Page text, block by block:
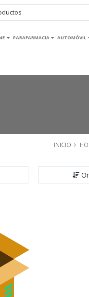
PARAFARMACIA AUTOMÓVIL
INICIO